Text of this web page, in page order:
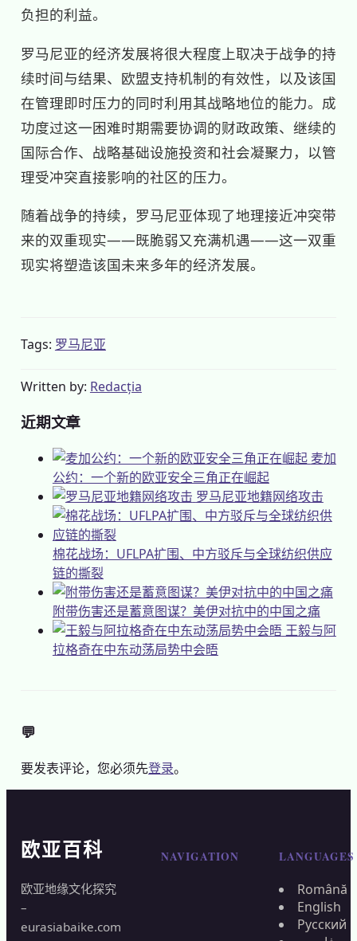
负担的利益。
罗马尼亚的经济发展将很大程度上取决于战争的持
续时间与结果、欧盟支持机制的有效性，以及该国
在管理即时压力的同时利用其战略地位的能力。成
功度过这一困难时期需要协调的财政政策、继续的
国际合作、战略基础设施投资和社会凝聚力，以管
理受冲突直接影响的社区的压力。
随着战争的持续，罗马尼亚体现了地理接近冲突带
来的双重现实——既脆弱又充满机遇——这一双重
现实将塑造该国未来多年的经济发展。
Tags: 罗马尼亚
Written by: Redacția
近期文章
麦加
公约：一个新的欧亚安全三角正在崛起
罗马尼亚地籍网络攻击
棉花战场：UFLPA扩围、中方驳斥与全球纺织供应
链的撕裂
附带伤害还是蓄意图谋？美伊对抗中的中国之痛
王毅与阿
拉格奇在中东动荡局势中会晤
💬
要发表评论，您必须先登录。
欧亚百科
欧亚地缘文化探究
–
eurasiabaike.com
NAVIGATION LANGUAGES
Română
English
Русский